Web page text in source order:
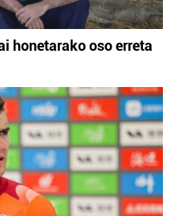
honetarako oso erreta